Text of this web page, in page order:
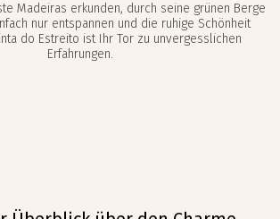
Madeiras erkunden, durch seine grünen Berge
nur entspannen und die ruhige Schönheit
do Estreito ist Ihr Tor zu unvergesslichen
Erfahrungen.